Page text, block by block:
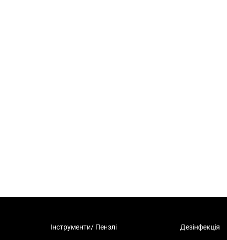
Інструменти/ Пензлі Дезінфекція